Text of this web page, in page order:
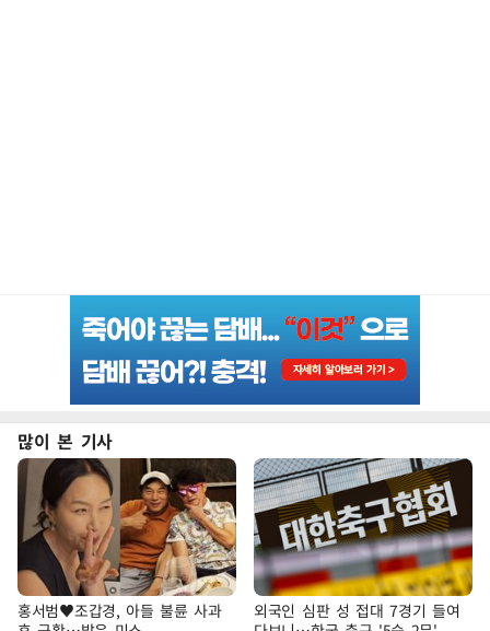
많이 본 기사
홍서범♥조갑경, 아들 불륜 사과
외국인 심판 성 접대 7경기 들여